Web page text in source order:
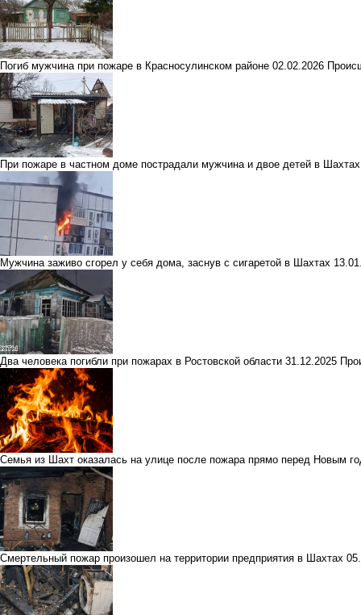
Погиб мужчина при пожаре в Красносулинском районе 02.02.2026
При пожаре в частном доме пострадали мужчина и двое детей в Шахтах
Мужчина заживо сгорел у себя дома, заснув с сигаретой в Шахтах
Два человека погибли при пожарах в Ростовской области 31.12.2025
Семья из Шахт оказалась на улице после пожара прямо перед Новым
Смертельный пожар произошел на территории предприятия в Шахтах